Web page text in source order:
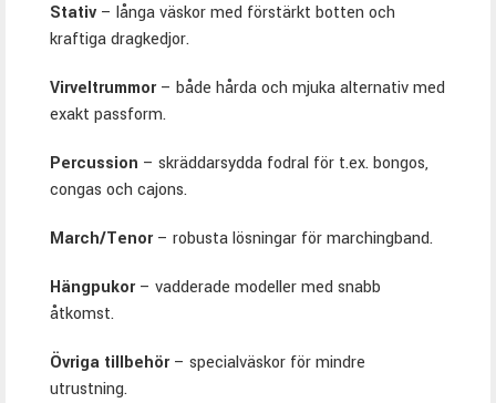
Stativ – långa väskor med förstärkt botten och
kraftiga dragkedjor.
Virveltrummor– både hårda och mjuka alternativ med
exakt passform.
Percussion – skräddarsydda fodral för t.ex. bongos,
congas och cajons.
March/Tenor– robusta lösningar för marchingband.
Hängpukor– vadderade modeller med snabb
åtkomst.
Övriga tillbehör– specialväskor för mindre
utrustning.